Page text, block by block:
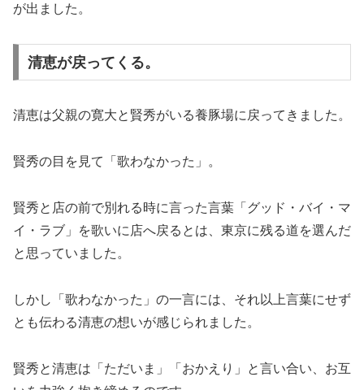
が出ました。
清恵が戻ってくる。
清恵は父親の寛大と賢秀がいる養豚場に戻ってきました。
賢秀の目を見て「歌わなかった」。
賢秀と店の前で別れる時に言った言葉「グッド・バイ・マ
イ・ラブ」を歌いに店へ戻るとは、東京に残る道を選んだ
と思っていました。
しかし「歌わなかった」の一言には、それ以上言葉にせず
とも伝わる清恵の想いが感じられました。
賢秀と清恵は「ただいま」「おかえり」と言い合い、お互